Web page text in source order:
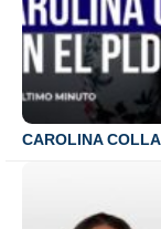
CAROLINA